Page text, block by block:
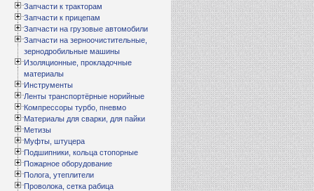
Запчасти к тракторам
Запчасти к прицепам
Запчасти на грузовые автомобили
Запчасти на зерноочистительные,
зернодробильные машины
Изоляционные, прокладочные
материалы
Инструменты
Ленты транспортёрные норийные
Компрессоры турбо, пневмо
Материалы для сварки, для пайки
Метизы
Муфты, штуцера
Подшипники, кольца стопорные
Пожарное оборудование
Полога, утеплители
Проволока, сетка рабица